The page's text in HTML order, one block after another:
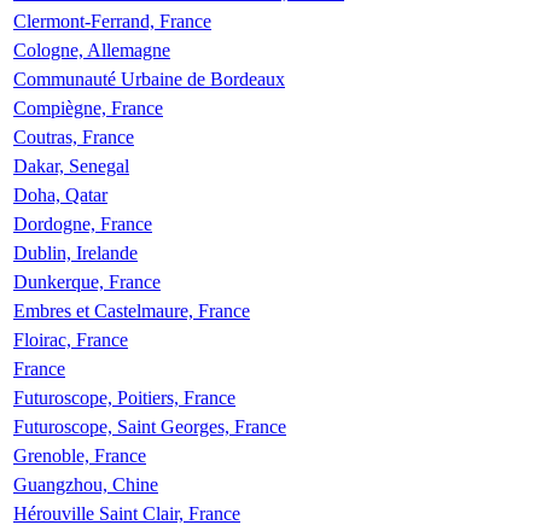
Clermont-Ferrand, France
Cologne, Allemagne
Communauté Urbaine de Bordeaux
Compiègne, France
Coutras, France
Dakar, Senegal
Doha, Qatar
Dordogne, France
Dublin, Irelande
Dunkerque, France
Embres et Castelmaure, France
Floirac, France
France
Futuroscope, Poitiers, France
Futuroscope, Saint Georges, France
Grenoble, France
Guangzhou, Chine
Hérouville Saint Clair, France